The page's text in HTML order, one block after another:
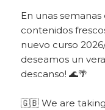
En unas
contenidos
nuevo curso
deseamos un
descanso! 🌊🌴
🇬🇧 We are